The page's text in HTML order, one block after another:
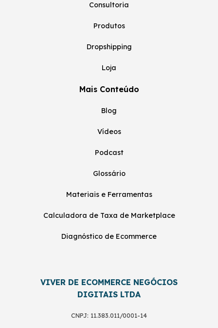
Consultoria
Produtos
Dropshipping
Loja
Mais Conteúdo
Blog
Vídeos
Podcast
Glossário
Materiais e Ferramentas
Calculadora de Taxa de Marketplace
Diagnóstico de Ecommerce
VIVER DE ECOMMERCE NEGÓCIOS
DIGITAIS LTDA
CNPJ: 11.383.011/0001-14